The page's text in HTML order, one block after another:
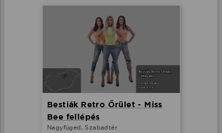
Bestiák Retro Őrület - Miss
Bee fellépés
Nagyfüged, Szabadtér